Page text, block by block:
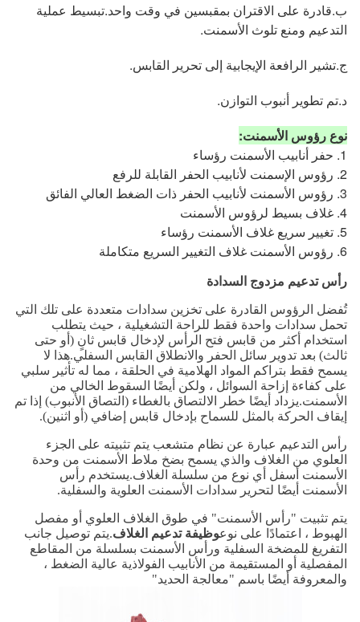
ب.قادرة على الاقتران بمقبسين في وقت واحد.تبسيط عملية
التدعيم ومنع تلوث الأسمنت.
ج.تشير الرافعة الإيجابية إلى تحرير القابس.
د.تم تطوير أنبوب التوازن.
نوع رؤوس الأسمنت:
2. رؤوس الإسمنت لأنابيب الحفر القابلة للرفع
3. رؤوس الأسمنت لأنابيب الحفر ذات الضغط العالي الفائق
4. غلاف بسيط لرؤوس الأسمنت
5. تغيير سريع غلاف الأسمنت رؤساء
6. رؤوس الأسمنت غلاف التغيير السريع متكاملة
رأس تدعيم مزدوج السدادة
تُفضل الرؤوس القادرة على تخزين سدادات متعددة على تلك التي
تحمل سدادات واحدة فقط للراحة التشغيلية ، حيث يتطلب
استخدام أكثر من قابس فتح الرأس لإدخال قابس ثانٍ (أو حتى
ثالث) بعد تدوير سائل الحفر والانطلاق القابس السفلي.هذا لا
يسمح فقط بتراكم المواد الهلامية في الحلقة ، مما له تأثير سلبي
على كفاءة إزاحة السوائل ، ولكن أيضًا السقوط الخالي من
الأسمنت.يزداد أيضًا خطر الالتصاق بالغطاء (التصاق الأنبوب) إذا تم
إيقاف الحركة بالمثل للسماح بإدخال قابس إضافي (أو اثنين).
رأس التدعيم عبارة عن نظام متشعب يتم تثبيته على الجزء
العلوي من الغلاف والذي يسمح بضخ ملاط ​​الأسمنت من وحدة
الأسمنت أسفل أي نوع من سلسلة الغلاف.يستخدم رأس
الأسمنت أيضًا لتحرير سدادات الأسمنت العلوية والسفلية.
يتم تثبيت "رأس الأسمنت" في طوق الغلاف العلوي أو مفصل
الهبوط ، اعتمادًا على نوعوظيفة تدعيم الغلاف.يتم توصيل جانب
التفريغ للمضخة السفلية ورأس الأسمنت بسلسلة من المقاطع
المفصلية أو المستقيمة من الأنابيب الفولاذية عالية الضغط ،
والمعروفة أيضًا باسم "معالجة الحديد"